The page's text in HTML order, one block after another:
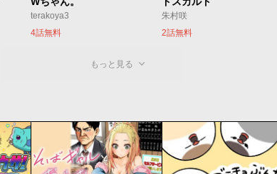
terakoya3
4話無料
朱村咲
2話無料
もっと見る